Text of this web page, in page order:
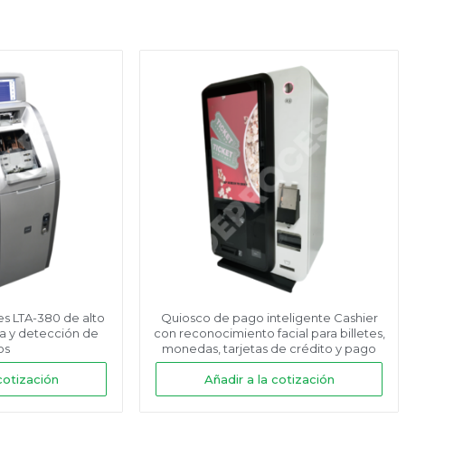
LTA-380 de alto
y detección de
Quiosco de pago inteligente Cashier
con reconocimiento facial para billetes,
monedas, tarjetas de crédito y pago
móvil
Añadir a la cotización